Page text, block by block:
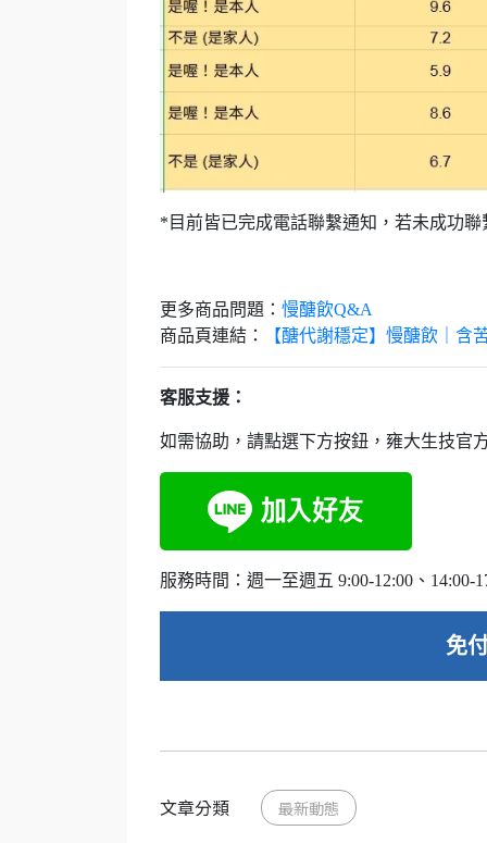
*目前皆已完成電話聯繫通知，若未成功
更多商品問題： 慢醣飲Q&A
商品頁連結：
【醣代謝穩定】慢醣飲｜含
客服支援：
如需協助，請點選下方按鈕，雍大生技官
服務時間：週一至週五 9:00-12:00、14:00-
免
文章分類 最新動態